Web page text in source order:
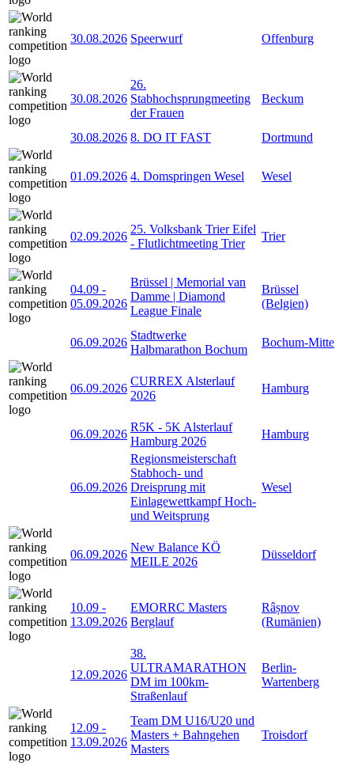
30.08.2026 Speerwurf Offenburg
30.08.2026
26.
Stabhochsprungmeeting
der Frauen
Beckum
30.08.2026 8. DO IT FAST Dortmund
01.09.2026 4. Domspringen Wesel Wesel
02.09.2026
25. Volksbank Trier Eifel
- Flutlichtmeeting Trier
Trier
04.09 -
05.09.2026
Brüssel | Memorial van
Damme | Diamond
League Finale
Brüssel
(Belgien)
06.09.2026
Stadtwerke
Halbmarathon Bochum
Bochum-Mitte
06.09.2026
CURREX Alsterlauf
2026
Hamburg
06.09.2026
R5K - 5K Alsterlauf
Hamburg 2026
Hamburg
06.09.2026
Regionsmeisterschaft
Stabhoch- und
Dreisprung mit
Einlagewettkampf Hoch-
und Weitsprung
Wesel
06.09.2026
New Balance KÖ
MEILE 2026
Düsseldorf
10.09 -
13.09.2026
EMORRC Masters
Berglauf
Râșnov
(Rumänien)
12.09.2026
38.
ULTRAMARATHON
DM im 100km-
Straßenlauf
Berlin-
Wartenberg
12.09 -
13.09.2026
Team DM U16/U20 und
Masters + Bahngehen
Masters
Troisdorf